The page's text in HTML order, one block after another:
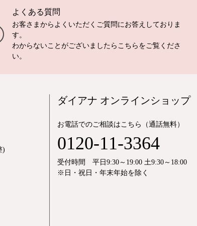
よくある質問
お客さまからよくいただくご質問にお答えしておりま
す。
わからないことがございましたら こちら をご覧くださ
い。
)
ダイアナ オンラインショップ
お電話でのご相談はこちら（通話無料）
0120-11-3364
受付時間 平日9:30～19:00 土9:30～18:00
※日・祝日・年末年始を除く